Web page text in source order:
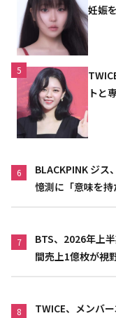
妊娠
5
トと
6
BLACKPINK ジ
憶測に「意味を持
7
BTS、2026年上
間売上1億枚が視
8
TWICE、メンバ